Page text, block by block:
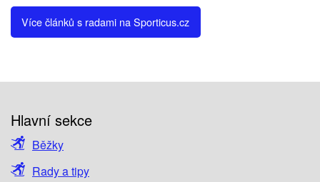
Více článků s radami na Sporticus.cz
Hlavní sekce
Běžky
Rady a tipy